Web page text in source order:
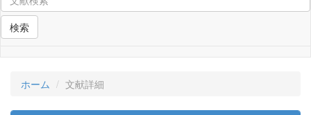
検索
ホーム 文献詳細